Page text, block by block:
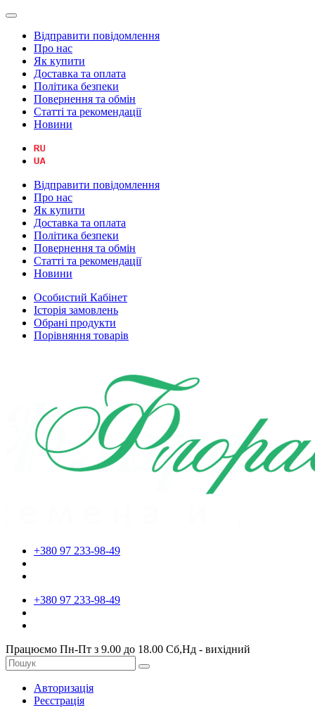
Відправити повідомлення
Про нас
Як купити
Доставка та оплата
Політика безпеки
Повернення та обмін
Статті та рекомендації
Новини
Відправити повідомлення
Про нас
Як купити
Доставка та оплата
Політика безпеки
Повернення та обмін
Статті та рекомендації
Новини
Особистий Кабінет
Історія замовлень
Обрані продукти
Порівняння товарів
+380 97 233-98-49
+380 97 233-98-49
Працюємо Пн-Пт з 9.00 до 18.00 Сб,Нд - вихідний
Авторизація
Реєстрація